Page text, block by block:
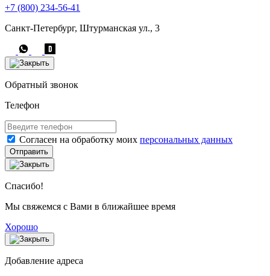
+7 (800) 234-56-41
Санкт-Петербург, Штурманская ул., 3
Обратный звонок
Телефон
Согласен на обработку моих персональных данных
Отправить
Спасибо!
Мы свяжемся с Вами в ближайшее время
Хорошо
Добавление адреса